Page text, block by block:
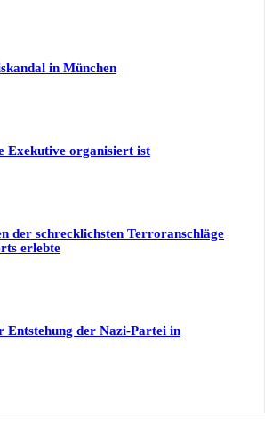
in München
Exekutive organisiert ist
der schrecklichsten Terroranschläge
erlebte
Entstehung der Nazi-Partei in